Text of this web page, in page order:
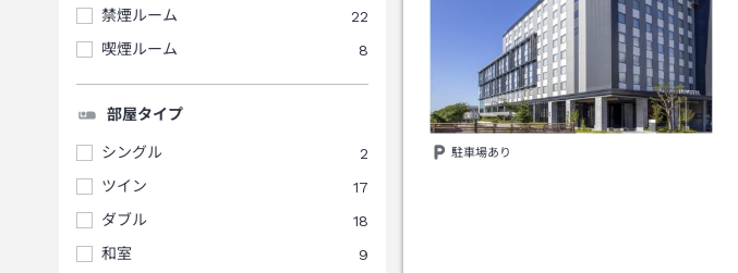
禁煙ルーム
22
喫煙ルーム
8
部屋タイプ
シングル
2
ツイン
17
ダブル
18
和室
9
駐車場あり